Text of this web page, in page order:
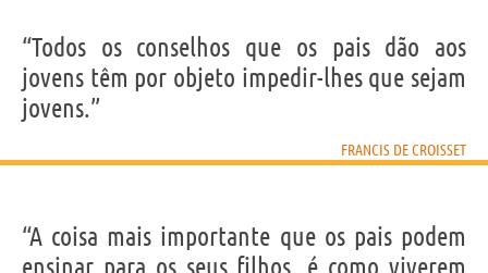
“Todos os conselhos que os pais dão aos
jovens têm por objeto impedir-lhes que sejam
jovens.”
FRANCIS DE CROISSET
“A coisa mais importante que os pais podem
ensinar para os seus filhos, é como viverem